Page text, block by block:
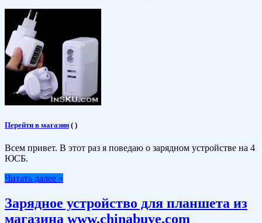
Перейти в магазин ( )
Всем привет. В этот раз я поведаю о зарядном устройстве на 4
ЮСБ.
Читать далее »
Зарядное устройство для планшета из
магазина www.chinabuye.com